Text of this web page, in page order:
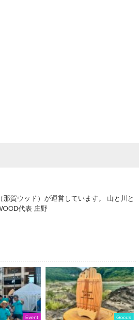
賀ウッド）が運営しています。 山と川と
代表 庄野
Event Goods